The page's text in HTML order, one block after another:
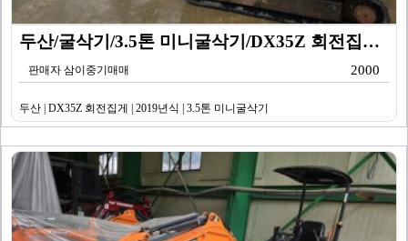
두산/굴삭기/3.5톤 미니굴삭기/DX35Z 회전집게/2…
판매자 삼이중기매매 2000
두산 | DX35Z 회전집게 | 2019년식 | 3.5톤 미니굴삭기